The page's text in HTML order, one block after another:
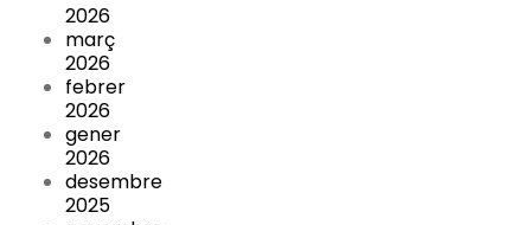
2026
març
2026
febrer
2026
gener
2026
desembre
2025